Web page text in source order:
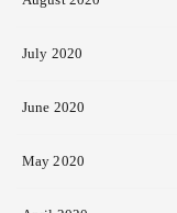
July 2020
June 2020
May 2020